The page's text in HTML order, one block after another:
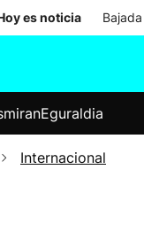
es noticia
Eguraldia
Internacional